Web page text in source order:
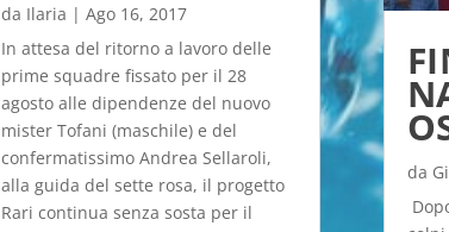
da Ilaria |Ago 16, 2017
In attesa del ritorno a lavoro delle
prime squadre fissato per il 28
agosto alle dipendenze del nuovo
mister Tofani (maschile) e del
confermatissimo Andrea Sellaroli,
alla guida del sette rosa, il progetto
Rari continua senza sosta per il
da